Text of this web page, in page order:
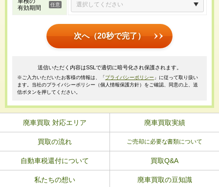
有効期間
次へ（20秒で完了）
送信いただく内容はSSLで適切に暗号化され保護されます。
※ご入力いただいたお客様の情報は、「プライバシーポリシー 」に従って取り扱い
ます。当社のプライバシーポリシー（個人情報保護方針）をご確認、同意の上、送
信ボタンを押してください。
廃車買取 対応エリア 廃車買取実績
買取の流れ ご売却に必要な書類について
自動車税還付について 買取Q&A
私たちの想い 廃車買取の豆知識